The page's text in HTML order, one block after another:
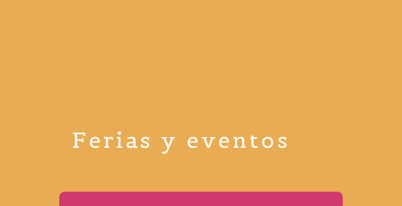
Ferias y eventos